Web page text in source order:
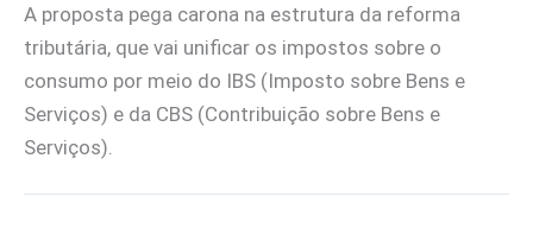
A proposta pega carona na estrutura da reforma
tributária, que vai unificar os impostos sobre o
consumo por meio do IBS (Imposto sobre Bens e
Serviços) e da CBS (Contribuição sobre Bens e
Serviços).